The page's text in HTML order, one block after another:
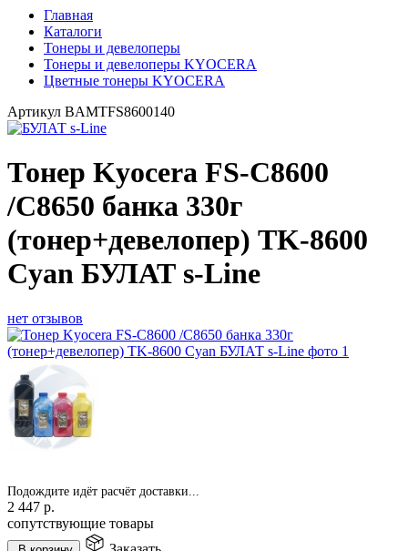
Главная
Каталоги
Тонеры и девелоперы
Тонеры и девелоперы KYOCERA
Цветные тонеры KYOCERA
Артикул BAMTFS8600140
Тонер Kyocera FS-C8600
/C8650 банка 330г
(тонер+девелопер) TK-8600
Cyan БУЛАТ s-Line
нет отзывов
Подождите идёт расчёт доставки...
2 447 р.
сопутствующие товары